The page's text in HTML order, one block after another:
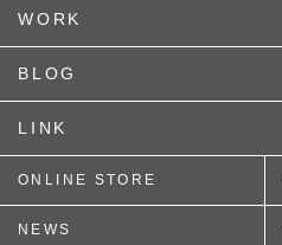
WORK
BLOG
LINK
ONLINE STORE
NEWS